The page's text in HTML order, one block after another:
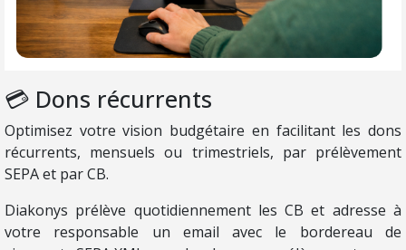
💳 Dons récurrents
Optimisez votre vision budgétaire en facilitant les dons
récurrents, mensuels ou trimestriels, par prélèvement
SEPA et par CB.
Diakonys prélève quotidiennement les CB et adresse à
votre responsable un email avec le bordereau de